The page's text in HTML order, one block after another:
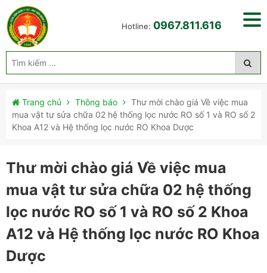
Hotline: 0967.811.616
Trang chủ Thông báo
Thư mời chào giá Về việc mua
mua vật tư sửa chữa 02 hệ thống lọc nước RO số 1 và RO số 2
Khoa A12 và Hệ thống lọc nước RO Khoa Dược
Thư mời chào giá Về việc mua
mua vật tư sửa chữa 02 hệ thống
lọc nước RO số 1 và RO số 2 Khoa
A12 và Hệ thống lọc nước RO Khoa
Dược